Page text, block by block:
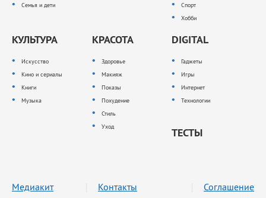
Семья и дети
Спорт
Хобби
КУЛЬТУРА
Искусство
Кино и сериалы
Книги
Музыка
КРАСОТА
Здоровье
Макияж
Показы
Похудение
Стиль
Уход
DIGITAL
Гаджеты
Игры
Интернет
Технологии
ТЕСТЫ
Медиакит Контакты Соглашение